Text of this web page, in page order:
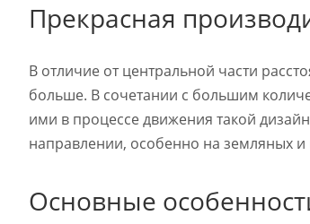
Прекрасная
В отличие от центральной части
больше. В сочетании с большим
ими в процессе движения такой
направлении, особенно на земляных
Основные